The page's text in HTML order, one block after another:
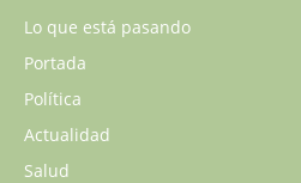
Lo que está pasando
Portada
Política
Actualidad
Salud